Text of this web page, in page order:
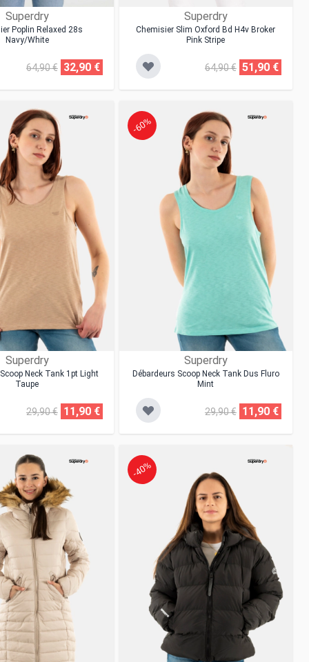
Superdry
Poplin Relaxed 28s
Navy/white
64,90 € 32,90 €
Superdry
Chemisier Slim Oxford Bd H4v Broker
Pink Stripe
64,90 € 51,90 €
Superdry
Neck Tank 1pt Light
Taupe
29,90 € 11,90 €
Superdry
Débardeurs Scoop Neck Tank Dus Fluro
Mint
-60%
29,90 € 11,90 €
-40%